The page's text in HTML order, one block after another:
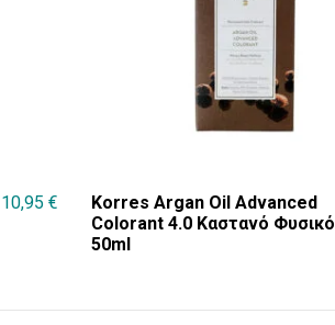
10,95 €
Korres Argan Oil Advanced
Colorant 4.0 Καστανό Φυσικό
50ml